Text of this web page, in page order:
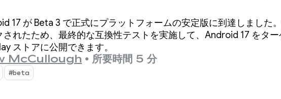
17 が Beta 3 で正式にプラットフォームの安定版に到達しました
されたため、最終的な互換性テストを実施して、Android 17 をタ
ストアに公開できます。
McCullough • 所要時間 5 分
#beta